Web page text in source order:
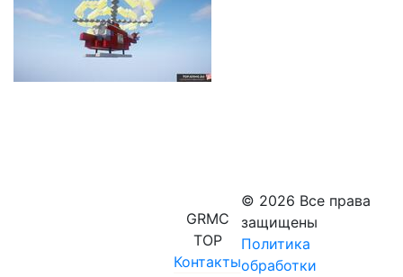
GRMC
TOP
Контакты
© 2026 Все права
защищены
Политика
обработки